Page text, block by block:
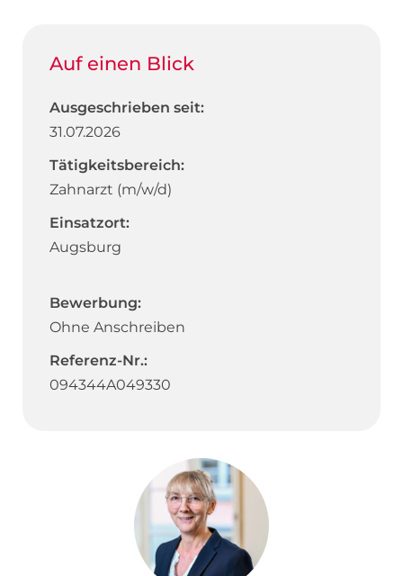
Auf einen Blick
Ausgeschrieben seit:
31.07.2026
Tätigkeitsbereich:
Zahnarzt (m/w/d)
Einsatzort:
Augsburg
Bewerbung:
Ohne Anschreiben
Referenz-Nr.:
094344A049330